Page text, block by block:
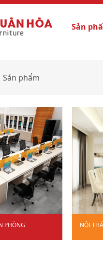
Sản
Sản phẩm
PHÒNG NỘI